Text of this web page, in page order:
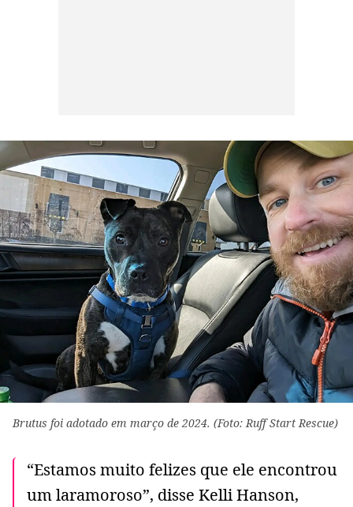
Brutus foi adotado em março de 2024. (Foto: Ruff Start Rescue)
“Estamos muito felizes que ele encontrou
um laramoroso”, disse Kelli Hanson,